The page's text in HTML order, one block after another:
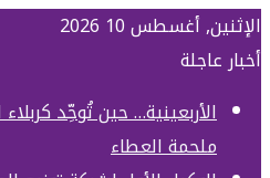
الإثنين, أغسطس 10 2026
أخبار عاجلة
الأربعينية… حين تُوحِّد
ملحمة العطاء